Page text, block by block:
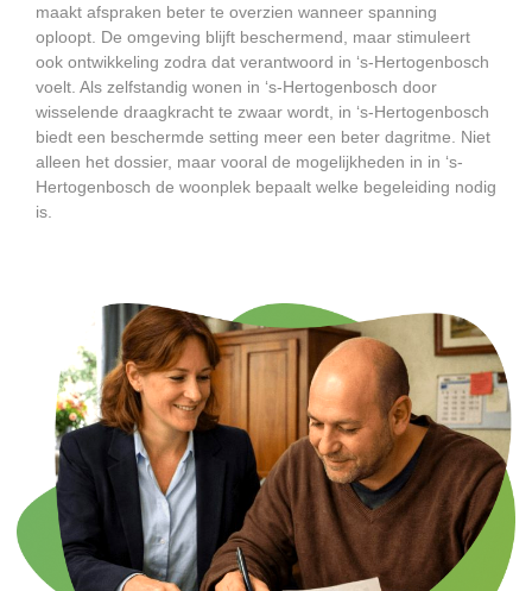
maakt afspraken beter te overzien wanneer spanning
oploopt. De omgeving blijft beschermend, maar stimuleert
ook ontwikkeling zodra dat verantwoord in ‘s-Hertogenbosch
voelt. Als zelfstandig wonen in ‘s-Hertogenbosch door
wisselende draagkracht te zwaar wordt, in ‘s-Hertogenbosch
biedt een beschermde setting meer een beter dagritme. Niet
alleen het dossier, maar vooral de mogelijkheden in in ‘s-
Hertogenbosch de woonplek bepaalt welke begeleiding nodig
is.